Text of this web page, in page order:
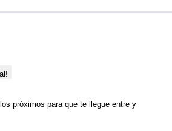
próximospara que te llegue entrey